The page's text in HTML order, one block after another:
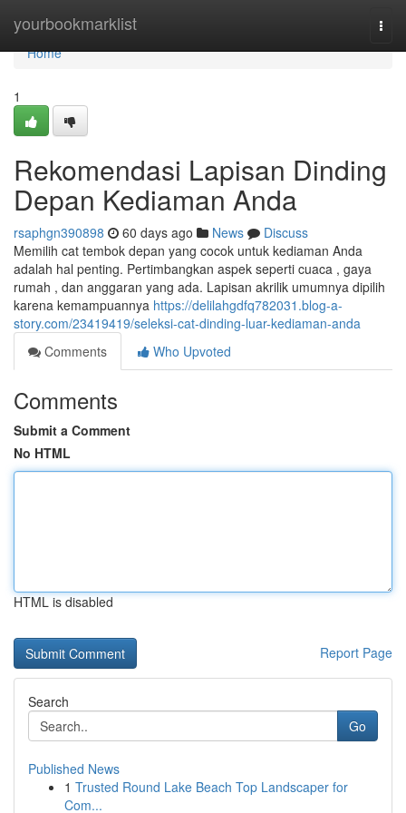
yourbookmarklist
Home
Home
1
Rekomendasi Lapisan Dinding
Depan Kediaman Anda
rsaphgn390898 60 days ago News
Discuss
Memilih cat tembok depan yang cocok untuk kediaman Anda
adalah hal penting. Pertimbangkan aspek seperti cuaca , gaya
rumah , dan anggaran yang ada. Lapisan akrilik umumnya dipilih
karena kemampuannya https://delilahgdfq782031.blog-a-
story.com/23419419/seleksi-cat-dinding-luar-kediaman-anda
Comments
Who Upvoted
Comments
Submit a Comment
No HTML
HTML is disabled
Report Page
Search
Go
Published News
1 Trusted Round Lake Beach Top Landscaper for
Com...